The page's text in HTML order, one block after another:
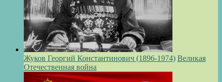
Жуков Георгий Константинович (1896-1974) Великая
Отечественная война